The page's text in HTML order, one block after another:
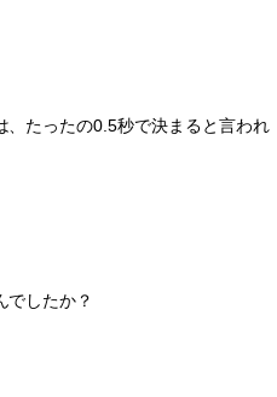
、たったの0.5秒で決まると言われ
でしたか？